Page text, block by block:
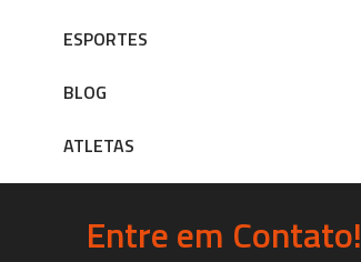
ESPORTES
BLOG
ATLETAS
Entre em Contato!